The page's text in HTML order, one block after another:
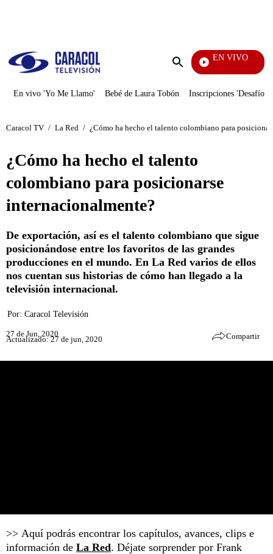
Enviar
EN VIVO
Día A Día
En vivo 'Yo Me Llamo' Bebé de Laura Tobón Inscripciones 'Desafío'
Caracol TV / La Red / ¿Cómo ha hecho el talento colombiano para
¿Cómo ha hecho el talento
colombiano para posicionarse
internacionalmente?
De exportación, así es el talento colombiano que sigue
posicionándose entre los favoritos de las grandes
producciones en el mundo. En La Red varios de ellos
nos cuentan sus historias de cómo han llegado a la
televisión internacional.
Por: Caracol Televisión
27 de Jun, 2020
Actualizado: 27 de jun, 2020 Compartir
>> Aquí podrás encontrar los capítulos, avances, clips e
información de La Red. Déjate sorprender por Frank